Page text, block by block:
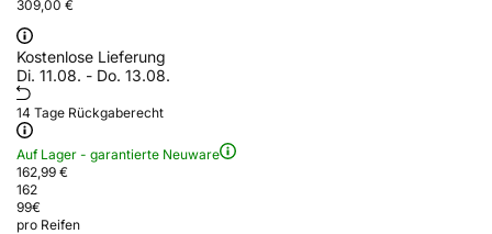
309,00 €
Kostenlose Lieferung
Di. 11.08. - Do. 13.08.
14 Tage Rückgaberecht
Auf Lager - garantierte Neuware
162,99 €
162
99€
pro Reifen